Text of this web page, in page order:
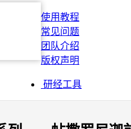
使用教程
常见问题
团队介绍
版权声明
研经工具